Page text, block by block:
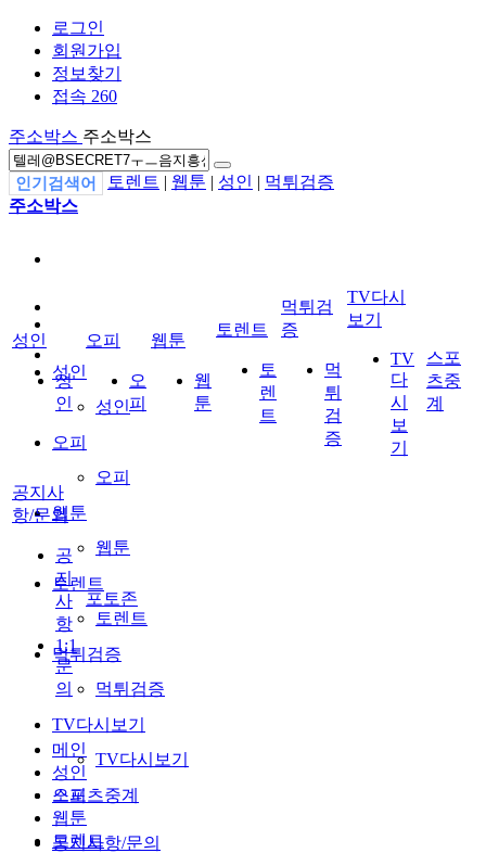
로그인
회원가입
정보찾기
접속 260
주소박스 주소박스
인기검색어 토렌트 | 웹툰 | 성인 | 먹튀검증
주소박스
성인
성인
오피
오피
웹툰
웹툰
토렌트
토렌트
먹튀검증
먹튀검증
TV다시보기
TV다시보기
스포츠중계
공지사항/문의
성인
성
인
오피
오
피
웹툰
웹
툰
토렌트
토
렌
트
먹튀검
증
먹
튀
검
증
TV다시
보기
TV
다
시
보
기
스포
츠중
계
공지사
항/문의
공
지
사
항
1:1
문
의
포토존
메인
성인
오피
웹툰
토렌트